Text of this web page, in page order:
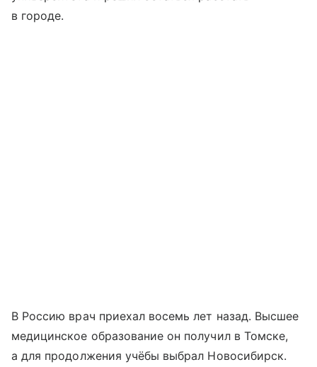
в городе.
В Россию врач приехал восемь лет назад. Высшее
медицинское образование он получил в Томске,
а для продолжения учёбы выбрал Новосибирск.